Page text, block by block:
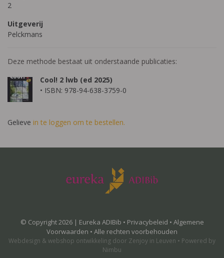
2
Uitgeverij
Pelckmans
Deze methode bestaat uit onderstaande publicaties:
Cool! 2 lwb (ed 2025)
• ISBN: 978-94-638-3759-0
Gelieve in te loggen om te bestellen.
© Copyright 2026 | Eureka ADIBib • Privacybeleid • Algemene
Voorwaarden • Alle rechten voorbehouden
Webdesign & webshop ontwikkeling door Zenjoy in Leuven • Powered by
Nimbu